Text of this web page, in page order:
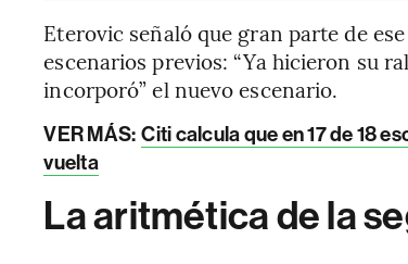
Eterovic señaló que gran parte de
escenarios previos: “Ya hicieron su
incorporó” el nuevo escenario.
VER MÁS: Citi calcula que en 17 de 18
vuelta
La aritmética de la